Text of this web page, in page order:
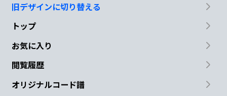
旧デザインに切り替える
トップ
お気に入り
閲覧履歴
オリジナルコード譜